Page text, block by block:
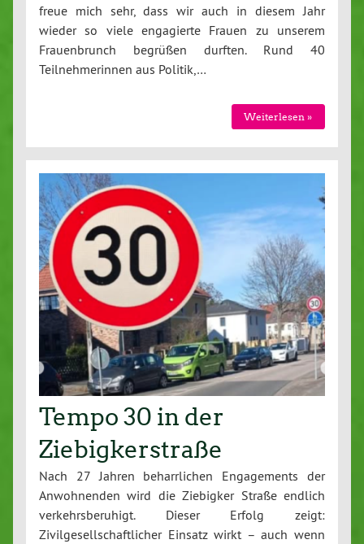
freue mich sehr, dass wir auch in diesem Jahr
wieder so viele engagierte Frauen zu unserem
Frauenbrunch begrüßen durften. Rund 40
Teilnehmerinnen aus Politik,…
Weiterlesen »
Tempo 30 in der
Ziebigkerstraße
Nach 27 Jahren beharrlichen Engagements der
Anwohnenden wird die Ziebigker Straße endlich
verkehrsberuhigt. Dieser Erfolg zeigt:
Zivilgesellschaftlicher Einsatz wirkt – auch wenn